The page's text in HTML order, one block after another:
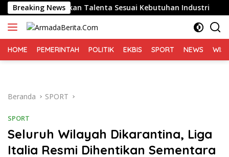
Langsung
ke
konten
Breaking News
Siapkan Talenta Sesuai Kebutuhan Industri
HOME PEMERINTAH POLITIK EKBIS SPORT NEWS
Beranda SPORT
SPORT
Seluruh Wilayah Dikarantina, Liga
Italia Resmi Dihentikan Sementara